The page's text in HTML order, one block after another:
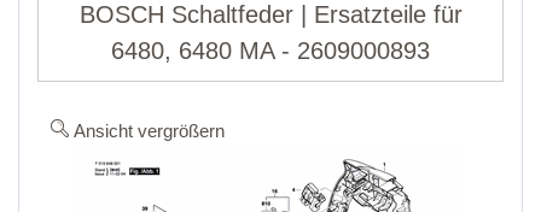
BOSCH Schaltfeder | Ersatzteile für
6480, 6480 MA - 2609000893
Ansicht vergrößern